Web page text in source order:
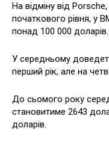
На відміну від
початкового рівня, у
понад 100 000 доларів.
У середньому
перший рік, але на
До сьомого року
становитиме 2643
доларів.